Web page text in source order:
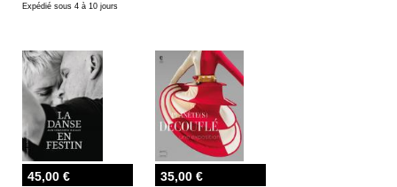
Expédié sous 4 à 10 jours
45,00 € 35,00 €